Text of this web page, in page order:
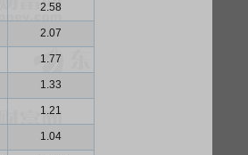
2.58
2.07
1.77
1.33
1.21
1.04